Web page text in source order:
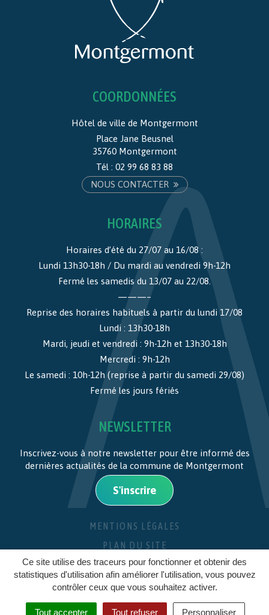
Ce site utilise des traceurs pour fonctionner et obtenir des
statistiques d'utilisation afin améliorer l'utilisation, vous pouvez
contrôler ceux que vous souhaitez activer.
Tout accepter Tout refuser Personnaliser
COORDONNÉES
Hôtel de ville de Montgermont
Place Jane Beusnel
35760 Montgermont
Tél : 02 99 68 83 88
NOUS CONTACTER
HORAIRES
Horaires d’été du 27/07 au 16/08 :
Lundi 13h30-18h / Du mardi au vendredi 9h-12h
Fermé les samedis du 13/07 au 22/08.
———–
Reprise des horaires habituels à partir du lundi 17/08
Lundi : 13h30-18h
Mardi, jeudi et vendredi : 9h-12h et 13h30-18h
Mercredi : 9h-12h
Le samedi : 10h-12h (reprise à partir du samedi 29/08)
Fermé les jours fériés
NEWSLETTER
Inscrivez-vous à notre newsletter pour être informé des
dernières actualités de la commune de Montgermont
S'inscrire
MENTIONS LÉGALES
PLAN DU SITE
CRÉDITS